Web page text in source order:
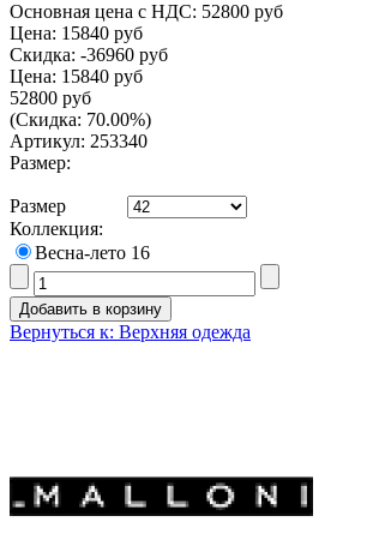
Основная цена с НДС: 52800 руб
Цена: 15840 руб
Скидка: -36960 руб
Цена: 15840 руб
52800 руб
(Скидка: 70.00%)
Артикул: 253340
Размер:
Размер
Коллекция:
Весна-лето 16
Вернуться к: Верхняя одежда